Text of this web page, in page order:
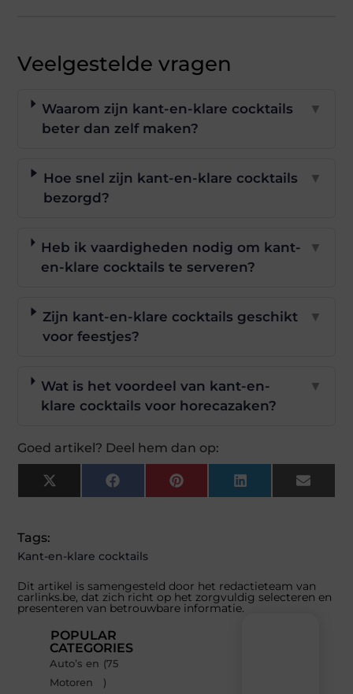
Veelgestelde vragen
Waarom zijn kant-en-klare cocktails
beter dan zelf maken?
▼
Hoe snel zijn kant-en-klare cocktails
bezorgd?
▼
Heb ik vaardigheden nodig om kant-
en-klare cocktails te serveren?
▼
Zijn kant-en-klare cocktails geschikt
voor feestjes?
▼
Wat is het voordeel van kant-en-
klare cocktails voor horecazaken?
▼
Goed artikel? Deel hem dan op:
X
(Twitter)
FacebookPinterestLinkedInEmail
Tags:
Kant-en-klare cocktails
Dit artikel is samengesteld door het redactieteam van
carlinks.be, dat zich richt op het zorgvuldig selecteren en
presenteren van betrouwbare informatie.
POPULAR
CATEGORIES
Auto’s en
Motoren
(75
)